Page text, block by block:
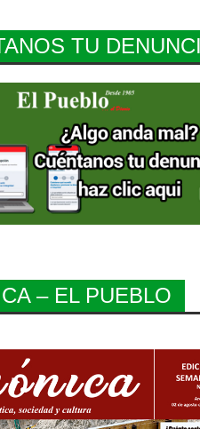
TU
– EL PUEBLO